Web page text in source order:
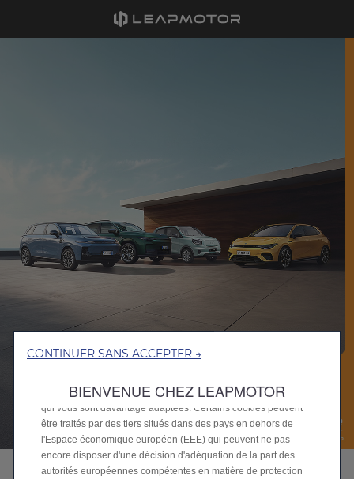
CONTINUER SANS ACCEPTER →
BIENVENUE CHEZ LEAPMOTOR
expérience sur notre site. Les cookies nous permettent de vous
fournir des fonctionnalités essentielles telles que la sécurité, la
gestion du réseau et l’accessibilité. Ils améliorent la convivialité
la reconnaissance de la langue, les résultats de recherche et
également utiliser des cookies tiers pour envoyer des publicités
qui vous sont davantage adaptées. Certains cookies peuvent
être traités par des tiers situés dans des pays en dehors de
l'Espace économique européen (EEE) qui peuvent ne pas
encore disposer d'une décision d'adéquation de la part des
autorités européennes compétentes en matière de protection